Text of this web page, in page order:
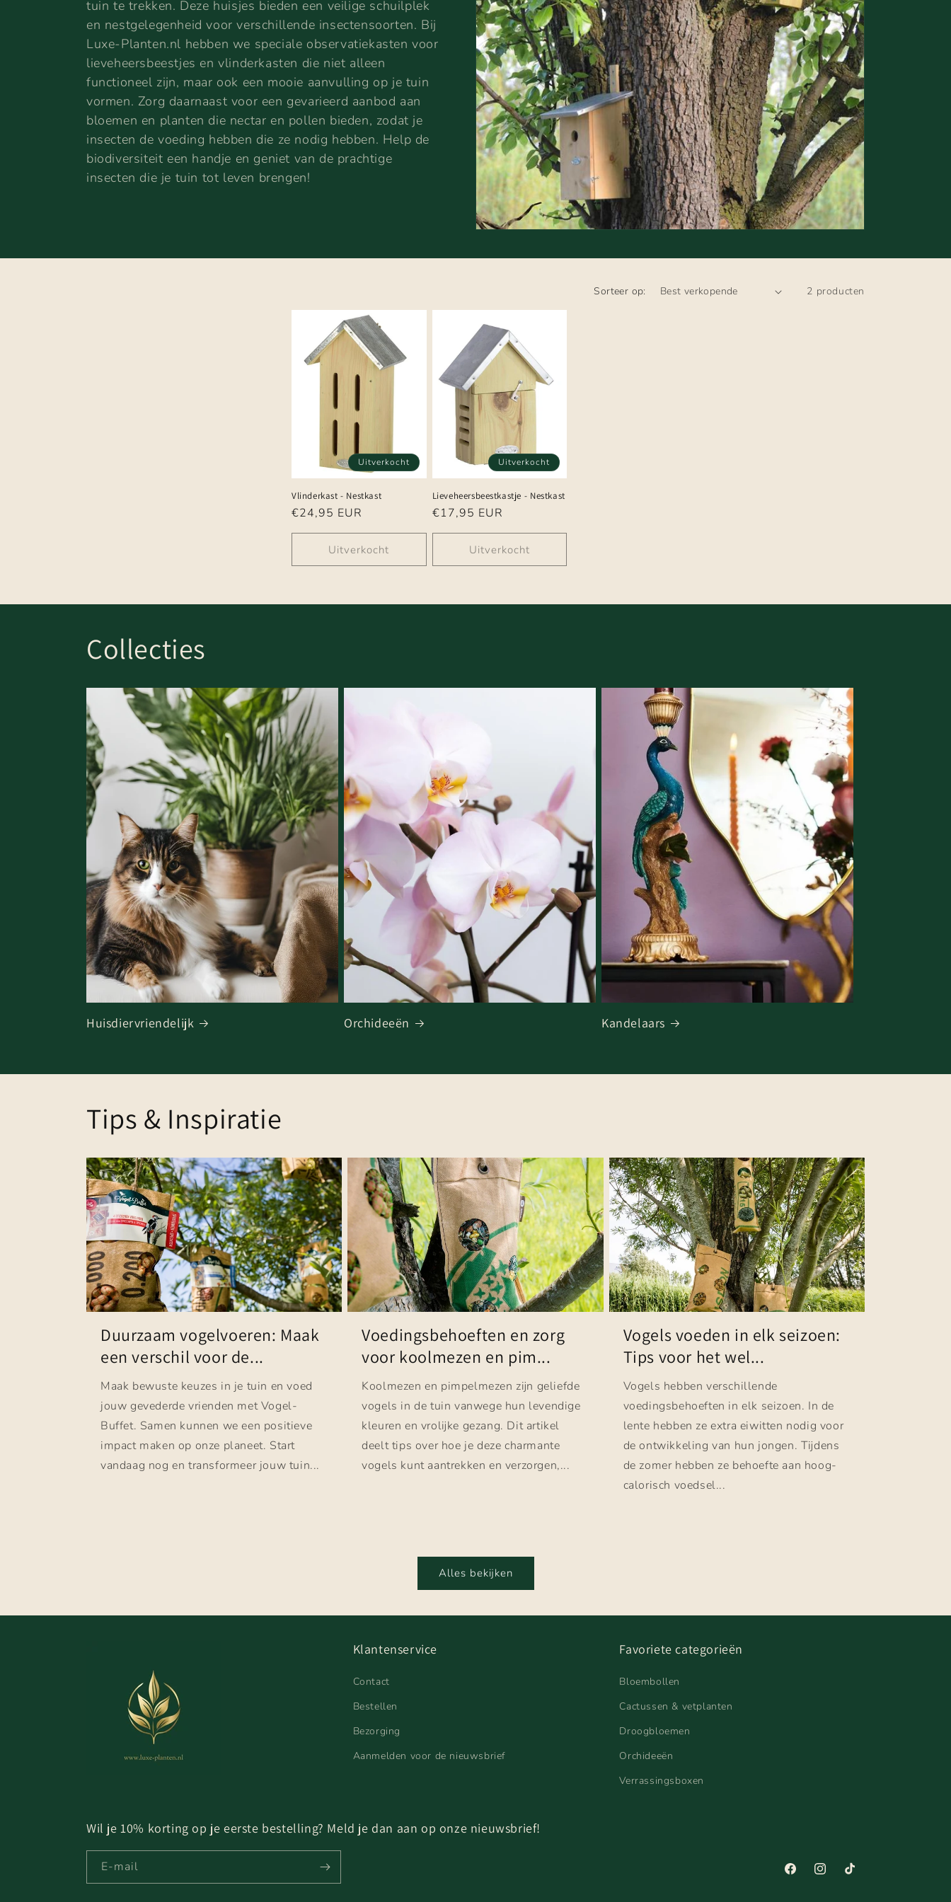
l
e
c
t
i
:
tuin te trekken. Deze huisjes bieden een veilige schuilplek
en nestgelegenheid voor verschillende insectensoorten. Bij
Luxe-Planten.nl hebben we speciale observatiekasten voor
lieveheersbeestjes en vlinderkasten die niet alleen
functioneel zijn, maar ook een mooie aanvulling op je tuin
vormen. Zorg daarnaast voor een gevarieerd aanbod aan
bloemen en planten die nectar en pollen bieden, zodat je
insecten de voeding hebben die ze nodig hebben. Help de
biodiversiteit een handje en geniet van de prachtige
insecten die je tuin tot leven brengen!
Sorteer op: 2 producten
Uitverkocht
Vlinderkast - Nestkast
Normale
€24,95 EUR
Uitverkocht
Uitverkocht
Lieveheersbeestkastje - Nestkast
Normale
€17,95 EUR
Uitverkocht
Collecties
Huisdiervriendelijk Orchideeën Kandelaars
Tips & Inspiratie
Duurzaam vogelvoeren: Maak
een verschil voor de...
Maak bewuste keuzes in je tuin en voed
jouw gevederde vrienden met Vogel-
Buffet. Samen kunnen we een positieve
impact maken op onze planeet. Start
vandaag nog en transformeer jouw tuin...
Voedingsbehoeften en zorg
voor koolmezen en pim...
Koolmezen en pimpelmezen zijn geliefde
vogels in de tuin vanwege hun levendige
kleuren en vrolijke gezang. Dit artikel
deelt tips over hoe je deze charmante
vogels kunt aantrekken en verzorgen,...
Vogels voeden in elk seizoen:
Tips voor het wel...
Vogels hebben verschillende
voedingsbehoeften in elk seizoen. In de
lente hebben ze extra eiwitten nodig voor
de ontwikkeling van hun jongen. Tijdens
de zomer hebben ze behoefte aan hoog-
calorisch voedsel...
Alles bekijken
Klantenservice
Contact
Bestellen
Bezorging
Aanmelden voor de nieuwsbrief
Favoriete categorieën
Bloembollen
Cactussen & vetplanten
Droogbloemen
Orchideeën
Verrassingsboxen
Wil je 10% korting op je eerste bestelling? Meld je dan aan op onze nieuwsbrief!
E‑mail
FacebookInstagramTikTok